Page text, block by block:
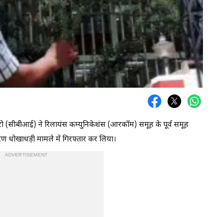
(सीबीआई) ने रिलायंस कम्युनिकेशंस (आरकॉम) समूह के पूर्व समूह
मामले में गिरफ्तार कर लिया।
ADVERTISEMENT